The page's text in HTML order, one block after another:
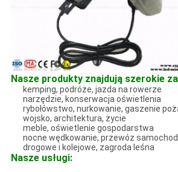
Nasze produkty znajdują szerokie
kemping, podróże, jazda na rowerze
narzędzie, konserwacja oświetlenia
rybołówstwo, nurkowanie, gaszenie
wojsko, architektura, życie
meble, oświetlenie gospodarstwa
nocne wędkowanie, przewóz
drogowe i kolejowe, zagroda leśna
Nasze usługi: